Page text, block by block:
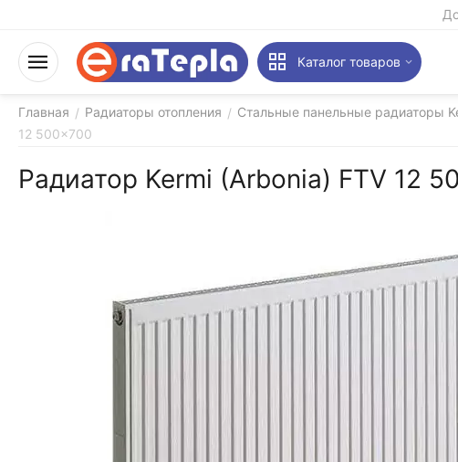
Каталог товаров
Главная / Радиаторы отопления / Стальные панельные радиаторы
12 500x700
Радиатор Kermi (Arbonia) FTV 12